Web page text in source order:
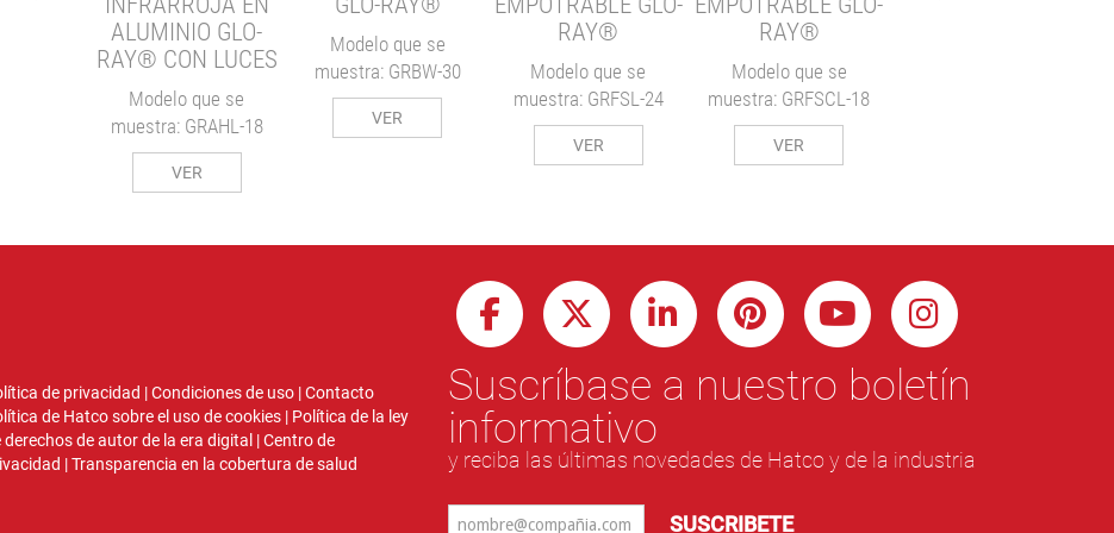
ALUMINIO GLO-
RAY® CON LUCES
Modelo que se
muestra: GRAHL-18
VER
Modelo que se
muestra: GRBW-30
VER
RAY®
Modelo que se
muestra: GRFSL-24
VER
RAY®
Modelo que se
muestra: GRFSCL-18
VER
de privacidad |Condiciones de uso|Contacto
de Hatco sobre el uso de cookies| Política de la ley
derechos de autor de la era digital |Centro de
|Transparencia en la cobertura de salud
Suscríbase a nuestro boletín
informativo
y reciba las últimas novedades de Hatco y de la industria
SUSCRIBETE